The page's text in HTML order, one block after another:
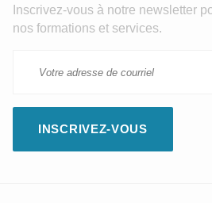
Inscrivez-vous à notre newsletter
nos formations et services.